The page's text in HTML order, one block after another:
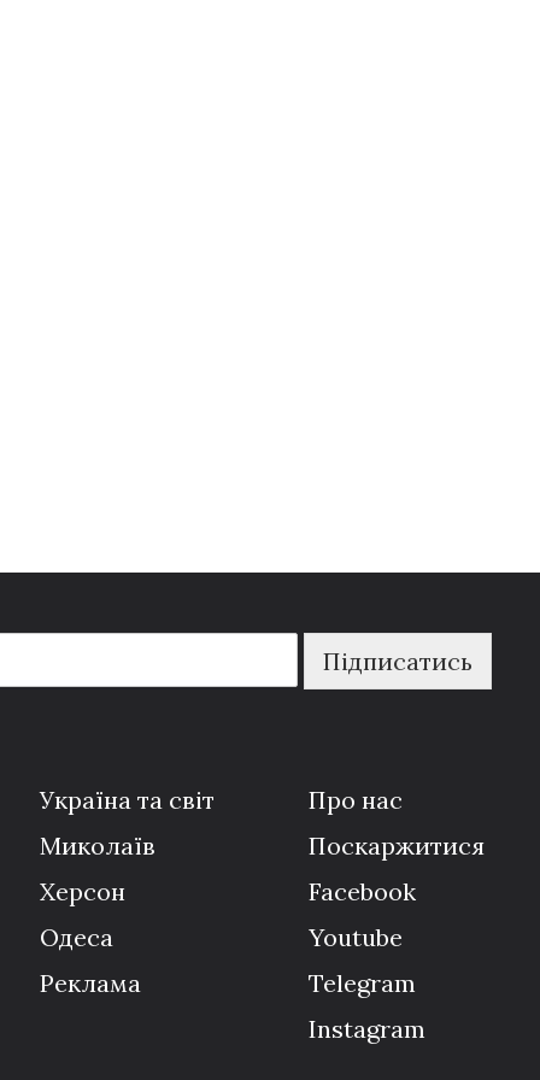
Підписатись
Україна та світ
Миколаїв
Херсон
Одеса
Реклама
Про нас
Поскаржитися
Facebook
Youtube
Telegram
Instagram